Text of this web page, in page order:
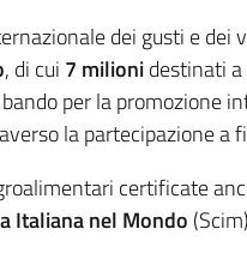
dei gusti e
, di cui 7 milionidestinati
per la promozione
la partecipazione
certificate
Italiana nel Mondo